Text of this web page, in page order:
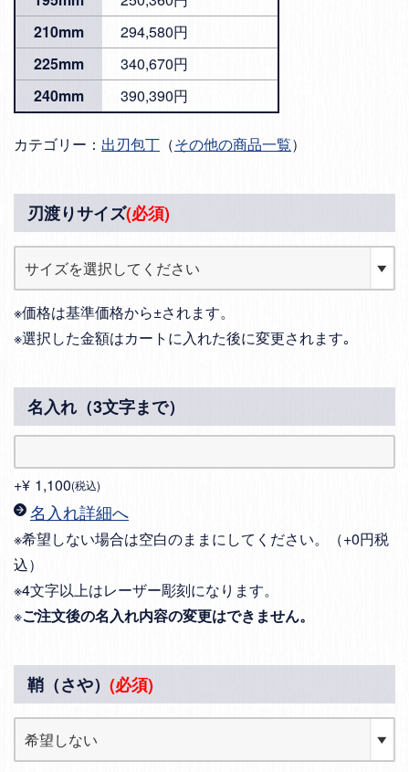
210mm
294,580円
225mm
340,670円
240mm
390,390円
カテゴリー： 出刃包丁 （その他の商品一覧）
刃渡りサイズ(必須)
※価格は基準価格から±されます。
※選択した金額はカートに入れた後に変更されます｡
名入れ（3文字まで）
+¥ 1,100 税込
名入れ詳細へ
※希望しない場合は空白のままにしてください。（+0円税
込）
※4文字以上はレーザー彫刻になります。
※ご注文後の名入れ内容の変更はできません。
鞘（さや） (必須)